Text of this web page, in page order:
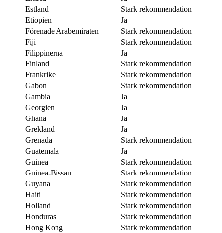
Estland
Stark rekommendation
Etiopien
Ja
Förenade Arabemiraten
Stark rekommendation
Fiji
Stark rekommendation
Filippinerna
Ja
Finland
Stark rekommendation
Frankrike
Stark rekommendation
Gabon
Stark rekommendation
Gambia
Ja
Georgien
Ja
Ghana
Ja
Grekland
Ja
Grenada
Stark rekommendation
Guatemala
Ja
Guinea
Stark rekommendation
Guinea-Bissau
Stark rekommendation
Guyana
Stark rekommendation
Haiti
Stark rekommendation
Holland
Stark rekommendation
Honduras
Stark rekommendation
Hong Kong
Stark rekommendation